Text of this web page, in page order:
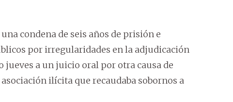
condena de seis años de prisión e
por irregularidades en la adjudicación
jueves a un juicio oral por otra causa de
ilícita que recaudaba sobornos a